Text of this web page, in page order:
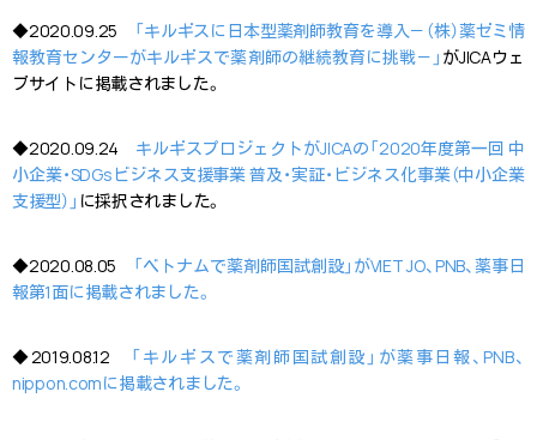
◆2020.09.25
「キルギスに日本型薬剤師教育を導入－（株）薬ゼミ情
報教育センターがキルギスで薬剤師の継続教育に挑戦－」 がJICAウェ
ブサイトに掲載されました。
◆2020.09.24 キルギスプロジェクトがJICAの「2020年度第一回 中
小企業・SDGsビジネス支援事業 普及・実証・ビジネス化事業（中小企業
支援型）」 に採択されました。
◆2020.08.05 「ベトナムで薬剤師国試創設」がVIET JO、PNB、薬事日
報第1面に掲載されました。
◆2019.08.12 「キルギスで薬剤師国試創設」が薬事日報、PNB、
nippon.comに掲載されました。